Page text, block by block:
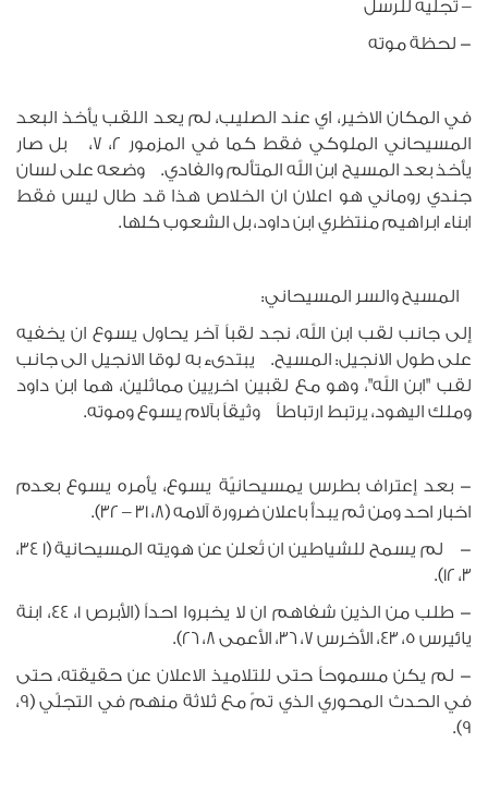
– تجلّيه للرسل
- لحظة موته
في المكان الاخير، اي عند الصليب، لم يعد اللقب يأخذ البعد
المسيحاني الملوكي فقط كما في المزمور 2، 7، بل صار
يأخذ بعد المسيح ابن الله المتألم والفادي. وضعه على لسان
جندي روماني هو اعلان ان الخلاص هذا قد طال ليس فقط
ابناء ابراهيم منتظري ابن داود، بل الشعوب كلها.
المسيح والسر المسيحاني:
إلى جانب لقب ابن الله، نجد لقباً آخر يحاول يسوع ان يخفيه
على طول الانجيل: المسيح. يبتدىء به لوقا الانجيل الى جانب
لقب "ابن الله"، وهو مع لقبين اخريين مماثلين، هما ابن داود
وملك اليهود، يرتبط ارتباطاً وثيقاً بآلام يسوع وموته.
- بعد إعتراف بطرس يمسيحانيّة يسوع، يأمره يسوع بعدم
اخبار احد ومن ثم يبدأ باعلان ضرورة آلامه (8، 31 – 32).
- لم يسمح للشياطين ان تُعلن عن هويته المسيحانية (1 34،
3، 12).
- طلب من الذين شفاهم ان لا يخبروا احداً (الأبرص 1، 44، ابنة
يائيرس 5، 43، الأخرس 7، 36، الأعمى 8، 26).
- لم يكن مسموحاً حتى للتلاميذ الاعلان عن حقيقته، حتى
في الحدث المحوري الذي تمّ مع ثلاثة منهم في التجلّي (9،
9).